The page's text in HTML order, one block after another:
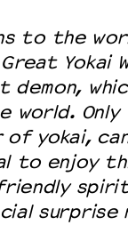
to the
Yokai
demon,
world. Only
of yokai,
to enjoy